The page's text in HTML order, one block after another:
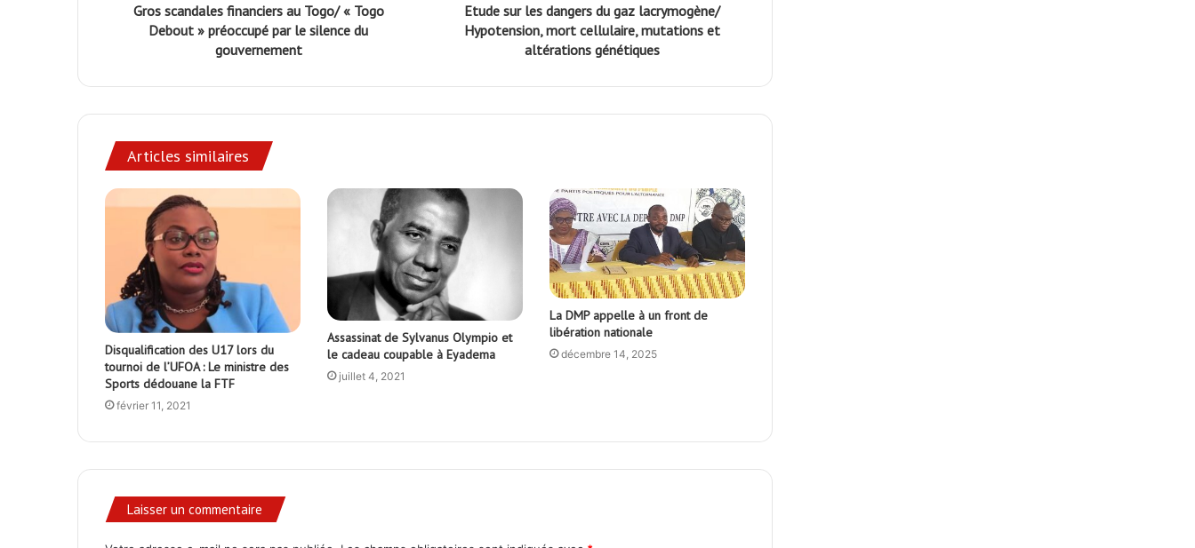
Gros scandales financiers au Togo/ « Togo
Debout » préoccupé par le silence du
gouvernement
Etude sur les dangers du gaz lacrymogène/
Hypotension, mort cellulaire, mutations et
altérations génétiques
Articles similaires
Disqualification des U17 lors du
tournoi de l’UFOA : Le ministre des
Sports dédouane la FTF
février 11, 2021
Assassinat de Sylvanus Olympio et
le cadeau coupable à Eyadema
juillet 4, 2021
La DMP appelle à un front de
libération nationale
décembre 14, 2025
Laisser un commentaire